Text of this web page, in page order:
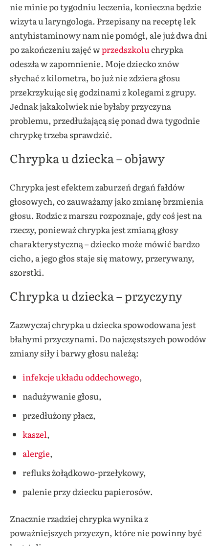
nie minie po tygodniu leczenia, konieczna będzie
wizyta u laryngologa. Przepisany na receptę lek
antyhistaminowy nam nie pomógł, ale już dwa dni
po zakończeniu zajęć wprzedszkoluchrypka
odeszła w zapomnienie. Moje dziecko znów
słychać z kilometra, bo już nie zdziera głosu
przekrzykując się godzinami z kolegami z grupy.
Jednak jakakolwiek nie byłaby przyczyna
problemu, przedłużającą się ponad dwa tygodnie
chrypkę trzeba sprawdzić.
Chrypka u dziecka – objawy
Chrypka jest efektem zaburzeń drgań fałdów
głosowych, co zauważamy jako zmianę brzmienia
głosu. Rodzic z marszu rozpoznaje, gdy coś jest na
rzeczy, ponieważ chrypka jest zmianą głosy
charakterystyczną – dziecko może mówić bardzo
cicho, a jego głos staje się matowy, przerywany,
szorstki.
Chrypka u dziecka – przyczyny
Zazwyczaj chrypka u dziecka spowodowana jest
błahymi przyczynami. Do najczęstszych powodów
zmiany siły i barwy głosu należą:
infekcje układu oddechowego,
nadużywanie głosu,
przedłużony płacz,
kaszel,
alergie,
refluks żołądkowo-przełykowy,
palenie przy dziecku papierosów.
Znacznie rzadziej chrypka wynika z
poważniejszych przyczyn, które nie powinny być